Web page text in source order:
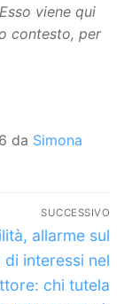
viene qui
contesto, per
da Simona
SUCCESSIVO
allarme sul
interessi nel
chi tutela